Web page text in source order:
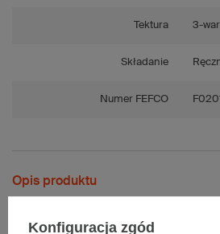
Tektura 3-
Składanie
Numer FEFCO
Opis produktu
Konfiguracja zgód